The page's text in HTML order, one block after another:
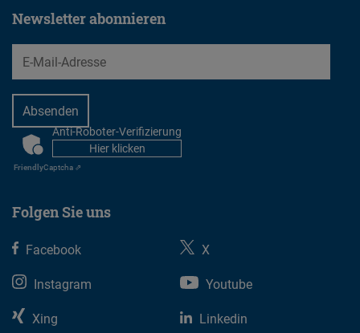
Newsletter abonnieren
EMail
CAPTCHAAnti-Roboter-Verifizierung
Hier klicken
FriendlyCaptcha ⇗
Folgen Sie uns
Facebook
X
Instagram
Youtube
Xing
Linkedin